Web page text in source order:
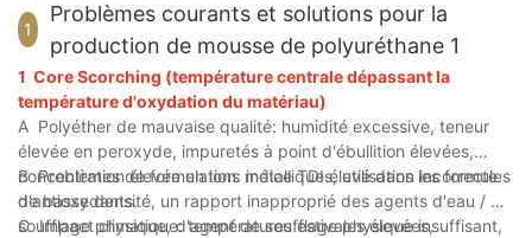
1
Problèmes courants et solutions pour la
production de mousse de polyuréthane 1
1 Core Scorching (température centrale dépassant la
température d'oxydation du matériau)
A Polyéther de mauvaise qualité: humidité excessive, teneur
élevée en peroxyde, impuretés à point d'ébullition élevées,
concentration élevée en ions métalliques, utilisation incorrecte
d'antioxydants.
BProblèmes de formulation: indice TDI élevé dans les formules
de basse densité, un rapport inapproprié des agents d'eau / de
soufflage physique, d'agent de soufflage physique insuffisant,
CImpact climatique: températures estivales élevées,